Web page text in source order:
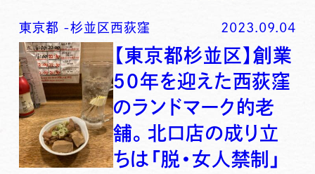
東京都 -杉並区西荻窪 2023.09.04
【東京都杉並区】創業
５０年を迎えた西荻窪
のランドマーク的老
舗。北口店の成り立
ちは「脱・女人禁制」